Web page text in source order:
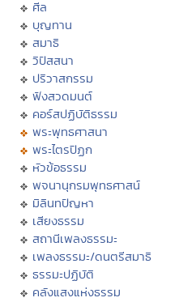
ศีล
บุญทาน
สมาธิ
วิปัสสนา
ปริวาสกรรม
ฟังสวดมนต์
คอร์สปฏิบัติธรรม
พระพุทธศาสนา
พระไตรปิฏก
หัวข้อธรรม
พจนานุกรมพุทธศาสน์
มิลินทปัญหา
เสียงธรรม
สถานีเพลงธรรมะ
เพลงธรรมะ/ดนตรีสมาธิ
ธรรมะปฏิบัติ
คลังแสงแห่งธรรม